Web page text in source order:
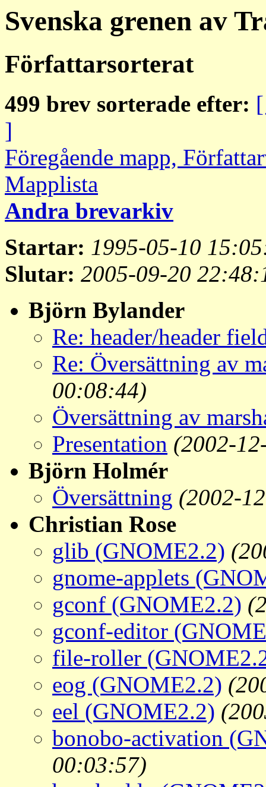
Svenska grenen av
Författarsorterat
499 brev sorterade efter:
]
Föregående mapp,
Mapplista
Andra brevarkiv
Startar: 1995-05-10
Slutar: 2005-09-20
Björn Bylander
Re: header/header
Re: Översättning av
00:08:44)
Översättning av
Presentation (2002-
Björn Holmér
Översättning (2002-
Christian Rose
glib (GNOME2.2)
gnome-applets
gconf (GNOME2.2)
gconf-editor
file-roller
eog (GNOME2.2)
eel (GNOME2.2)
bonobo-activation
00:03:57)